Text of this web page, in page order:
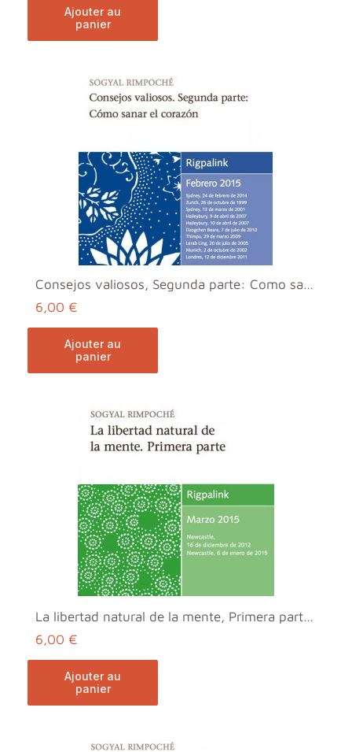
ajouter au
panier
Consejos valiosos, Segunda parte: Como sanar el co...
6,00 €
ajouter au
panier
La libertad natural de la mente, Primera parte MP3
6,00 €
ajouter au
panier